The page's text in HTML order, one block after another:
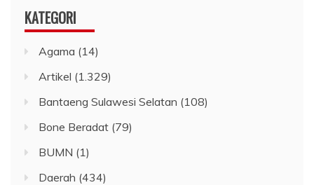
KATEGORI
Agama (14)
Artikel (1.329)
Bantaeng Sulawesi Selatan (108)
Bone Beradat (79)
BUMN (1)
Daerah (434)